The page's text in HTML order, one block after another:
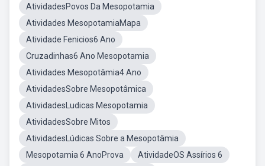
AtividadesPovos Da Mesopotamia
Atividades MesopotamiaMapa
Atividade Fenicios6 Ano
Cruzadinhas6 Ano Mesopotamia
Atividades Mesopotâmia4 Ano
AtividadesSobre Mesopotâmica
AtividadesLudicas Mesopotamia
AtividadesSobre Mitos
AtividadesLúdicas Sobre a Mesopotâmia
Mesopotamia 6 AnoProva
AtividadeOS Assírios 6